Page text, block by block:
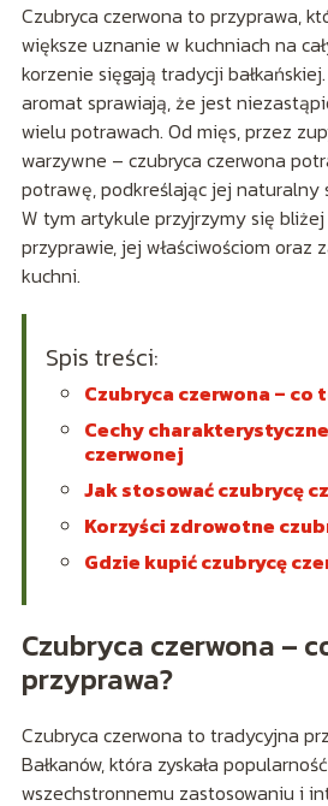
Czubryca czerwona to przyprawa,
większe uznanie w kuchniach na
korzenie sięgają tradycji
aromat sprawiają, że jest
wielu potrawach. Od mięs, przez
warzywne – czubryca czerwona
potrawę, podkreślając jej naturalny
W tym artykule przyjrzymy się
przyprawie, jej właściwościom oraz
kuchni.
Spis treści:
Czubryca czerwona – co
Cechy
czerwonej
Jak stosować czubrycę
Korzyści zdrowotne
Gdzie kupić czubrycę
Czubryca czerwona –
przyprawa?
Czubryca czerwona to tradycyjna
Bałkanów, która zyskała
wszechstronnemu zastosowaniu i